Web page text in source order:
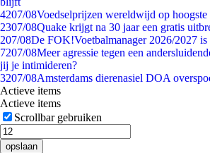
4207/08Voedselprijzen wereldwijd op
2307/08Quake krijgt na 30 jaar een gratis
207/08De FOK!Voetbalmanager 2026/2027 is
7207/08Meer agressie tegen een
jij je intimideren?
3207/08Amsterdams dierenasiel DOA
Actieve items
Actieve items
Scrollbar gebruiken
opslaan